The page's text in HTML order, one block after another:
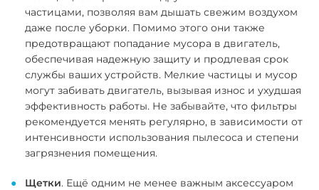
частицами, позволяя вам дышать свежим воздухом
даже после уборки. Помимо этого они также
предотвращают попадание мусора в двигатель,
обеспечивая надежную защиту и продлевая срок
службы ваших устройств. Мелкие частицы и мусор
могут забивать двигатель, вызывая износ и ухудшая
эффективность работы. Не забывайте, что фильтры
рекомендуется менять регулярно, в зависимости от
интенсивности использования пылесоса и степени
загрязнения помещения.
Щетки. Ещё одним не менее важным аксессуаром